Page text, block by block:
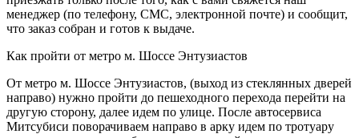
менеджер (по телефону, СМС, электронной почте) и сообщит,
что заказ собран и готов к выдаче.
Как пройти от метро м. Шоссе Энтузиастов
От метро м. Шоссе Энтузиастов, (выход из стеклянных дверей
направо) нужно пройти до пешеходного перехода перейти на
другую сторону, далее идем по улице. После автосервиса
Митсубиси поворачиваем направо в арку идем по тротуару